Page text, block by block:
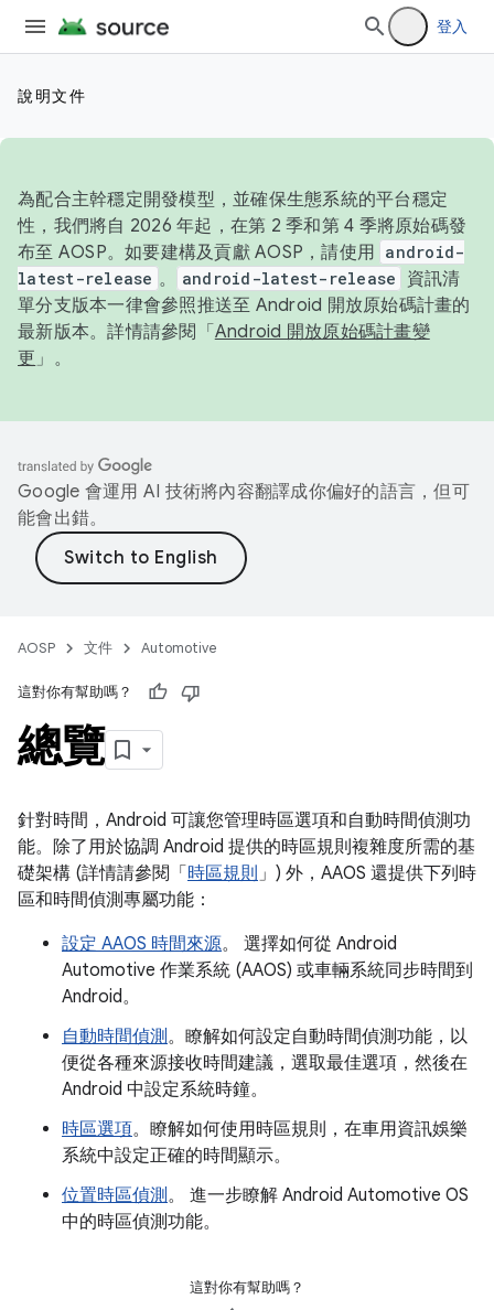
登入
說明文件
為配合主幹穩定開發模型，並確保生態系統的平台穩定
性，我們將自 2026 年起，在第 2 季和第 4 季將原始碼發
布至 AOSP。如要建構及貢獻 AOSP，請使用 android-
latest-release 。 android-latest-release
資訊清
單分支版本一律會參照推送至 Android 開放原始碼計畫的
最新版本。詳情請參閱「 Android 開放原始碼計畫變
更 」。
Google 會運用 AI 技術將內容翻譯成你偏好的語言，但可
能會出錯。
AOSP 文件 Automotive
這對你有幫助嗎？
總覽
針對時間，Android 可讓您管理時區選項和自動時間偵測功
能。除了用於協調 Android 提供的時區規則複雜度所需的基
礎架構 (詳情請參閱「 時區規則 」) 外，AAOS 還提供下列時
區和時間偵測專屬功能：
設定 AAOS 時間來源。 選擇如何從 Android
Automotive 作業系統 (AAOS) 或車輛系統同步時間到
Android。
自動時間偵測。瞭解如何設定自動時間偵測功能，以
便從各種來源接收時間建議，選取最佳選項，然後在
Android 中設定系統時鐘。
時區選項。瞭解如何使用時區規則，在車用資訊娛樂
系統中設定正確的時間顯示。
位置時區偵測。 進一步瞭解 Android Automotive OS
中的時區偵測功能。
這對你有幫助嗎？